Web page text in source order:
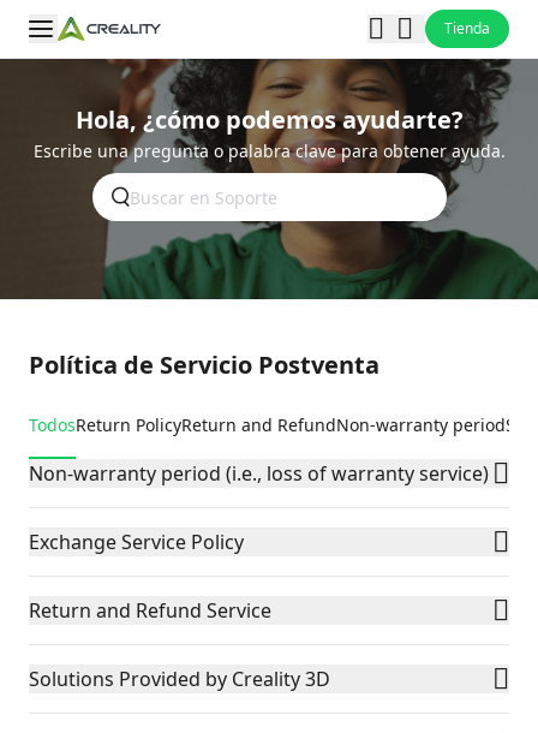
Tienda
Hola, ¿cómo podemos ayudarte?
Escribe una pregunta o palabra clave para obtener ayuda.
Política de Servicio Postventa
TodosReturn PolicyReturn and RefundNon-warranty period
Non-warranty period (i.e., loss of warranty service)
Exchange Service Policy
Return and Refund Service
Solutions Provided by Creality 3D